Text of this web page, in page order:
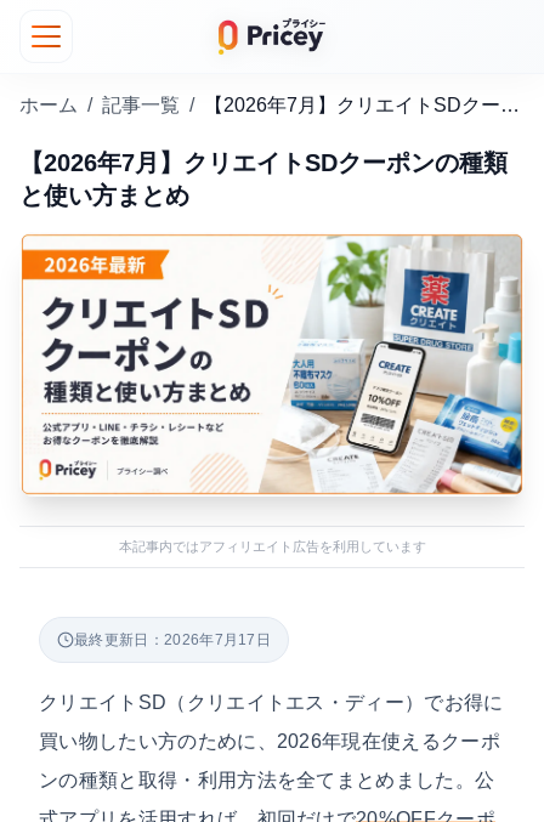
ホーム / 記事一覧 / 【2026年7月】クリエイトSDクーポンの種類と使い方まとめ
【2026年7月】クリエイトSDクーポンの種類
と使い方まとめ
本記事内ではアフィリエイト広告を利用しています
最終更新日：2026年7月17日
クリエイトSD（クリエイトエス・ディー）でお得に
買い物したい方のために、2026年現在使えるクーポ
ンの種類と取得・利用方法を全てまとめました。公